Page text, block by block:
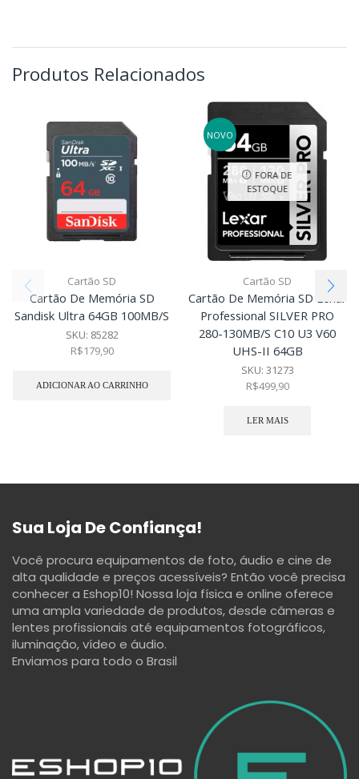
Produtos Relacionados
Cartão SD
Cartão De Memória SD
Sandisk Ultra 64GB 100MB/S
SKU: 85282
R$179,90
ADICIONAR AO CARRINHO
NOVO
FORA DE
ESTOQUE
Cartão SD
Cartão De Memória SD Lexar
Professional SILVER PRO
280-130MB/S C10 U3 V60
UHS-II 64GB
SKU: 31273
R$499,90
LER MAIS
Sua Loja De Confiança!
Você procura equipamentos de foto, áudio e cine de
alta qualidade e preços acessíveis? Então você precisa
conhecer a Eshop10! Nossa loja física e online oferece
uma ampla variedade de produtos, desde câmeras e
lentes profissionais até equipamentos fotográficos,
iluminação, vídeo e áudio.
Enviamos para todo o Brasil